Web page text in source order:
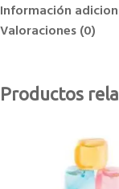
Información
Valoraciones (0)
Productos